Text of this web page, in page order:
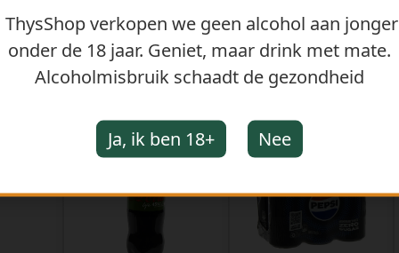
GERELATEERDE PRODUCTEN
ThysShop verkopen we geen alcohol aan
onder de 18 jaar. Geniet, maar drink met mate.
Alcoholmisbruik schaadt de gezondheid
Ja, ik ben 18+ Nee